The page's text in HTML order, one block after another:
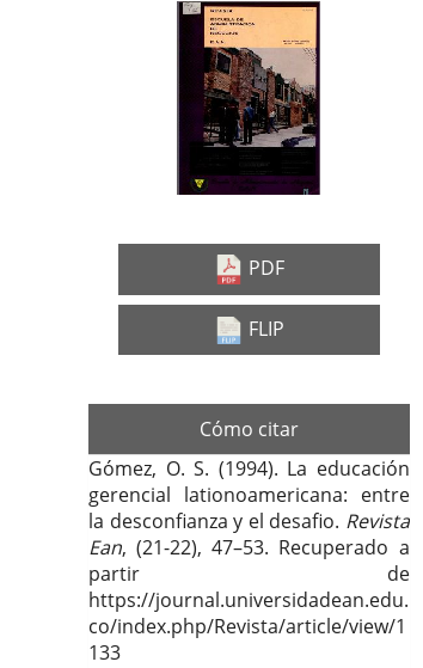
lateral
artículo
PDF
FLIP
Cómo citar
Gómez, O. S. (1994). La educación
gerencial lationoamericana: entre
la desconfianza y el desafio. Revista
Ean, (21-22), 47–53. Recuperado a
partir de
https://journal.universidadean.edu.
co/index.php/Revista/article/view/1
133